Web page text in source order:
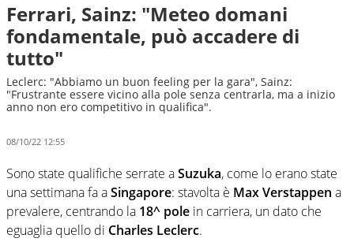
Ferrari, Sainz: "Meteo domani
fondamentale, può accadere di
tutto"
Leclerc: "Abbiamo un buon feeling per la gara", Sainz:
"Frustrante essere vicino alla pole senza centrarla, ma a inizio
anno non ero competitivo in qualifica".
08/10/22 12:55
Sono state qualifiche serrate aSuzuka, come lo erano state
una settimana fa aSingapore: stavolta è Max Verstappen a
prevalere, centrando la 18^ pole in carriera, un dato che
eguaglia quello di Charles Leclerc.